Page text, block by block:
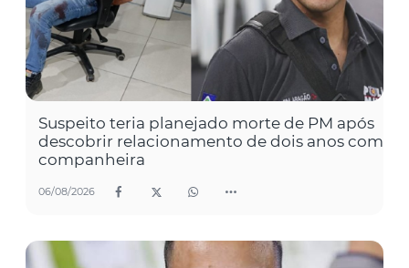
Suspeito teria planejado morte de PM após
descobrir relacionamento de dois anos com
companheira
06/08/2026